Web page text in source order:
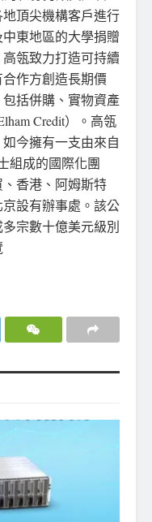
頂尖機構客戶進行
東地區的大學捐贈
瓴致力打造可持續
作方創造長期價
括併購、實物資產
Credit）。高瓴
今擁有一支由來自
組成的國際化團
香港、阿姆斯特
設有辦事處。該公
宗數十億美元級別